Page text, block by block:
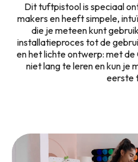
Dit tuftpistool is speciaal
makers en heeft simpele,
die je meteen kunt
installatieproces tot de
en het lichte ontwerp: met
niet lang te leren en kun je
eerste